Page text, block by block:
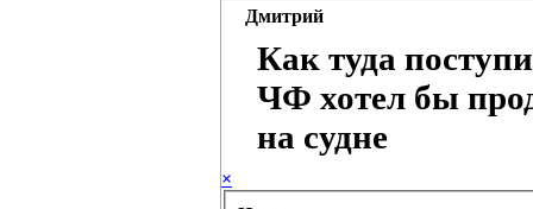
Дмитрий
Как туда
ЧФ хотел бы
на судне
×